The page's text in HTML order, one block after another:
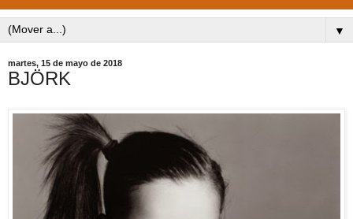
▼
martes, 15 de mayo de 2018
BJÖRK